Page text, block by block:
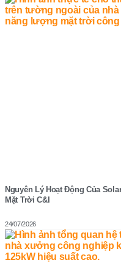
Nguyên Lý Hoạt Động Của
Mặt Trời C&I
24/07/2026